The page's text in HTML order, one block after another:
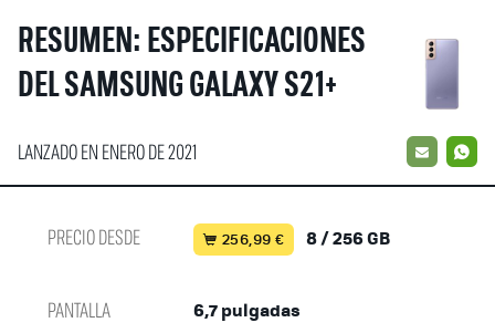
RESUMEN: ESPECIFICACIONES
DEL SAMSUNG GALAXY S21+
LANZADO EN ENERO DE 2021 EMAIL
PRECIO DESDE 256,99 € 8 / 256 GB
PANTALLA 6,7 pulgadas